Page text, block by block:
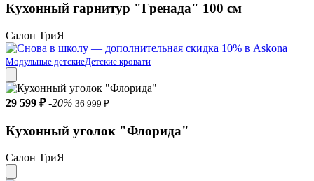
Кухонный гарнитур "Гренада" 100 см
Салон ТриЯ
Модульные детскиеДетские кровати
29 599 ₽ -20% 36 999 ₽
Кухонный уголок "Флорида"
Салон ТриЯ